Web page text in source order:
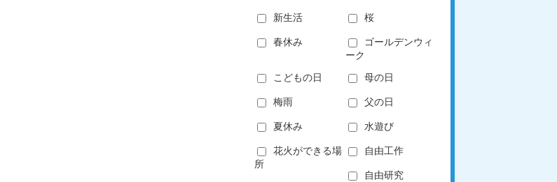
新生活 桜
春休み
ゴールデンウィ
ーク
こどもの日 母の日
梅雨 父の日
夏休み 水遊び
花火ができる場
所
自由工作
自由研究